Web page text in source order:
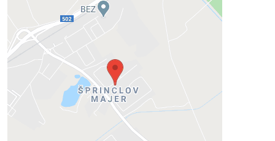
Externý obsah je blokovaný
Prajete si načítať externý obsah?
Povoliť tentokrát
Povoliť a zapamätať - súhlas s druhom
cookie: Funkčné